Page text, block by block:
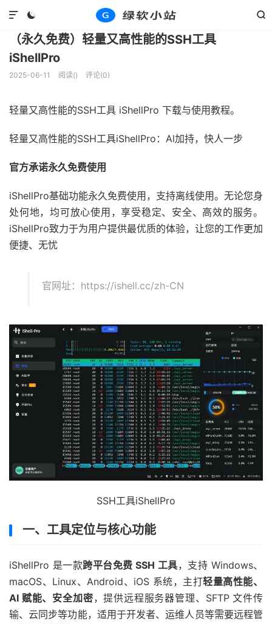



Windows 正文
（永久免费）轻量又高性能的SSH工具
iShellPro
2025-06-11 阅读() 评论(0)
轻量又高性能的SSH工具 iShellPro 下载与使用教程。
轻量又高性能的SSH工具iShellPro：Al加持，快人一步
官方承诺永久免费使用
iShellPro基础功能永久免费使用，支持离线使用。无论您身
处何地，均可放心使用，享受稳定、安全、高效的服务。
iShellPro致力于为用户提供最优质的体验，让您的工作更加
便捷、无忧
官网址：https://ishell.cc/zh-CN
SSH工具iShellPro
一、工具定位与核心功能
iShellPro 是一款跨平台免费 SSH 工具，支持 Windows、
macOS、Linux、Android、iOS 系统，主打轻量高性能、
AI 赋能、安全加密，提供远程服务器管理、SFTP 文件传
输、云同步等功能，适用于开发者、运维人员等需要远程管